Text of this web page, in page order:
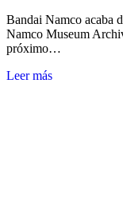
Bandai Namco acaba
Namco Museum
próximo…
Leer más